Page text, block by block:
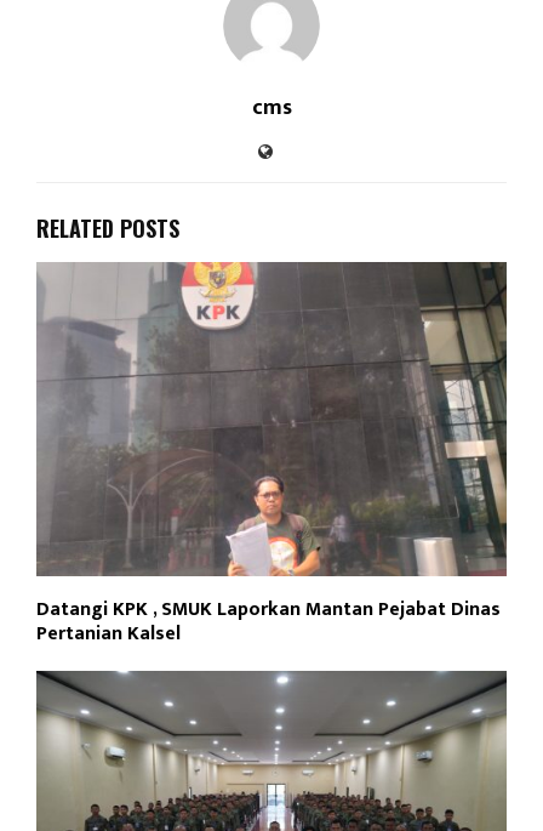
cms
RELATED POSTS
Datangi KPK , SMUK Laporkan Mantan Pejabat Dinas
Pertanian Kalsel